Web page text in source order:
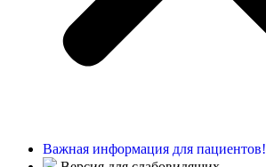
Важная информация для пациентов!